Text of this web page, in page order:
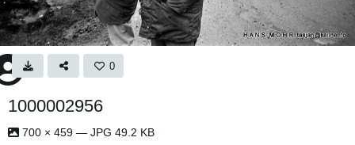
0
1000002956
700 × 459 — JPG 49.2 KB